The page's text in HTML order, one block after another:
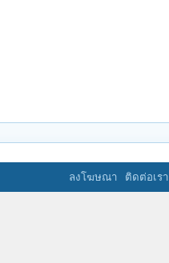
ลงโฆษณา ติดต่อเรา